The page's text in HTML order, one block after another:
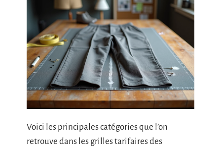
Voici les principales catégories que l’on
retrouve dans les grilles tarifaires des